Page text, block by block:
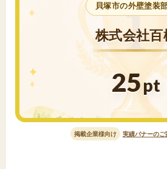
貝塚市の外壁塗装
株式会社百
25pt
掲載企業様向け 実績バナーのご